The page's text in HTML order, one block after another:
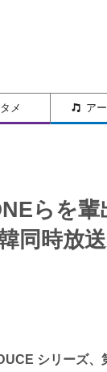
メ ア
らを
同時放
シリーズ、